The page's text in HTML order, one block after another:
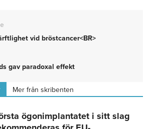
vid bröstcancer<BR>
gav paradoxal effekt
Mer från skribenten
ögonimplantatet i sitt slag